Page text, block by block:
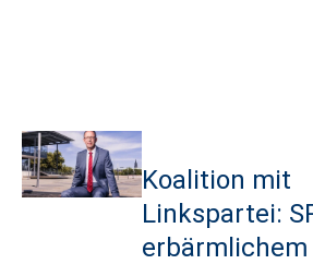
Koalition mit
Linkspartei: